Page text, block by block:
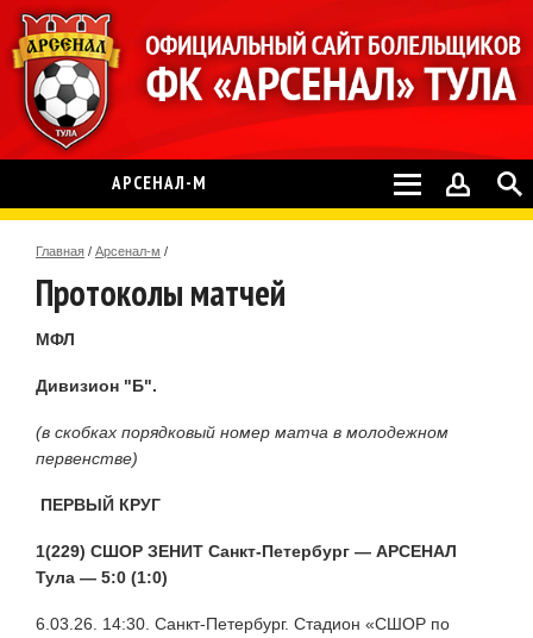
АРСЕНАЛ-М
Главная / Арсенал-м /
Протоколы матчей
МФЛ
Дивизион "Б".
(в скобках порядковый номер матча в молодежном
первенстве)
ПЕРВЫЙ КРУГ
1(229) СШОР ЗЕНИТ Санкт-Петербург — АРСЕНАЛ
Тула — 5:0 (1:0)
6.03.26. 14:30. Санкт-Петербург. Стадион «СШОР по